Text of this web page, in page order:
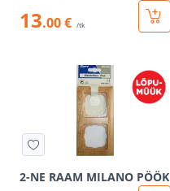
13.00 € /tk
2-NE RAAM MILANO PÖÖK